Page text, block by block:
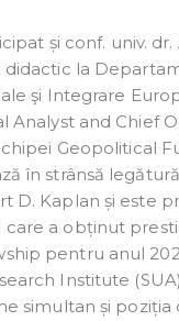
și conf. univ. dr.
didactic la
şi Integrare
Analyst and Chief
Geopolitical
în strânsă
D. Kaplan și este
a obținut
pentru anul
Institute
simultan și poziția